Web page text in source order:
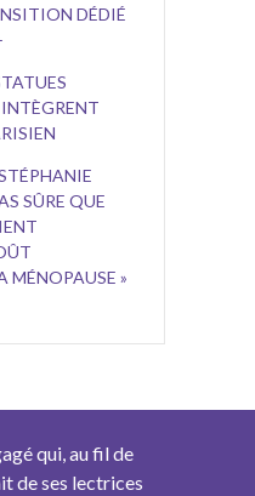
DÉDIÉ
SÛRE QUE
MÉNOPAUSE »
qui, au fil de
de ses lectrices